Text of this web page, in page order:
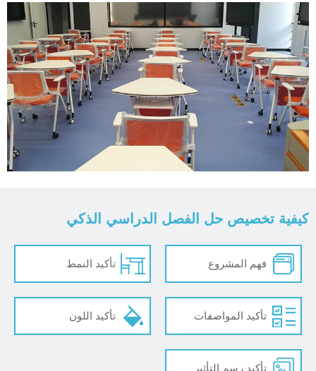
كيفية تخصيص حل الفصل الدراسي الذكي
فهم المشروع تأكيد النمط
تأكيد المواصفات تأكيد اللون
تأكيد رسم التأثير